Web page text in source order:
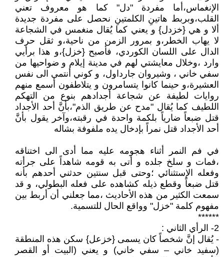
الإنغماس،أما مفردة "دل" كما هو معروف تعني
القلب،وبربط هاتينِ الكلمتينِ نحصل على مفردة جديدة
ألا و هي {خزدل} و يعني كما يُقال منغمس في الشجاعة
لا يهاب الخطر،و بمرور الزمن من ناحية،و ثقل حرف
الدال على اللسان الكوردي، فأصبح {خزل}،و هذا برأيي
وارد ،وخلال معايشتي لهم في مدينة إيلام و ضواحيها من
سفي خاني ، وشيروان جارداول، و كوني أنتمي الى نفس
العشيرة،و حينما كانوا يتسامرون و يتلاطفون أسمع منهم
روايات لطيفة عن شجاعة أجدادهم بنوع من التهكم
اللطيف كما يُقال "مدح عن طريق الذم"،بأنَّ أحد الأجداد
قتل ضبعاً ضارياً بلكمة واحدة في رقبته،وآخر يقول بأنَّ
أحد الأجداد قتل نمراً بإدخال يده ملفوفة بشاله
في فم النمر أثناء هجومه عليه مما أدى الى اختناقه
،فمات و سلخ جلده و أتى به قومه شاهداً على جرأته
وفعله الإستثنائي ؛وحتى قبل سنتين حدثني أحدهم بأنه
قتل ضبعاً وقطع ذيله كشاهده على فعله البطولي، و قد
سمعت الكثير من هذه الأحاديث ،مما جعلني أن أربط بين
مفهوم كلمة "خزل" وواقع الحال للتسمية.
******
2- الرأي الثاني :
- يُقال إنَّ شخصاً كان يسمى {خزعل} سكن هذه المنطقة
(سفيد خاني – سفي خاني) و يعني (البيت أو القصر